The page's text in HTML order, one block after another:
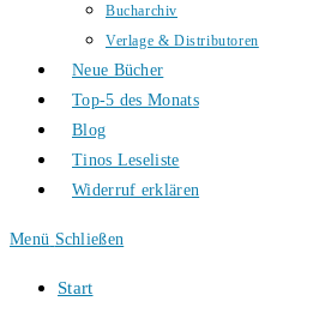
Bucharchiv
Verlage & Distributoren
Neue Bücher
Top-5 des Monats
Blog
Tinos Leseliste
Widerruf erklären
Menü Schließen
Start